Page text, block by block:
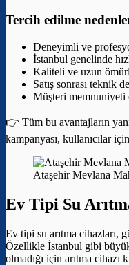
Tercih edilme
Deneyimli ve
İstanbul genelinde
Kaliteli ve uzun
Satış sonrası teknik
Müşteri memnuniyeti
👉 Tüm bu avantajların
kampanyası, kullanıcılar
Ataşehir Mevlana
Ev Tipi Su
Ev tipi su arıtma cihazları,
Özellikle İstanbul gibi
olmadığı için arıtma cihazı